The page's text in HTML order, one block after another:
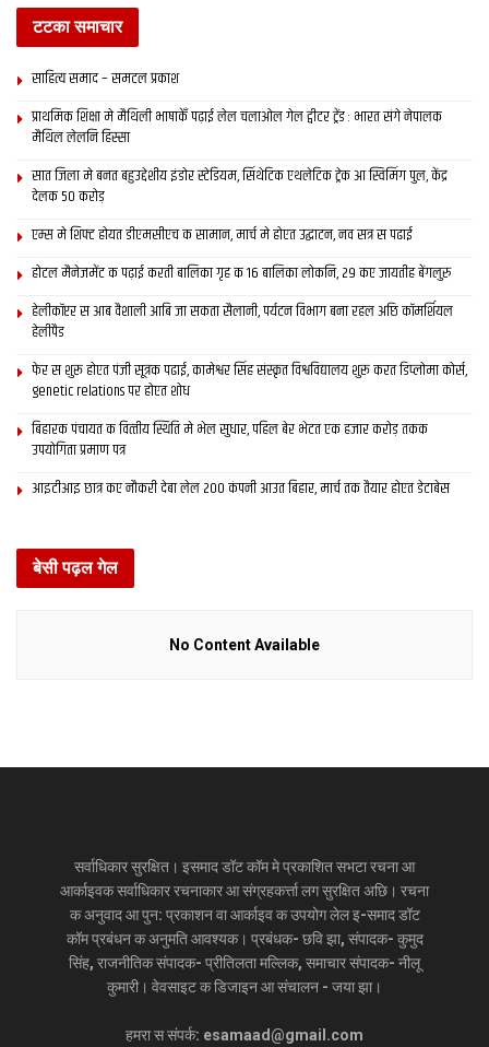
टटका समाचार
साहित्य समाद – समटल प्रकाश
प्राथमिक शि‍क्षा मे मैथि‍ली भाषाकेँ पढ़ाई लेल चलाओल गेल ट्वीटर ट्रेंड : भारत संगे नेपालक
मैथिल लेलनि हिस्सा
सात जिला मे बनत बहुउद्देशीय इंडोर स्‍टेडि‍यम, सिंथेटिक एथलेटिक ट्रेक आ स्विमिंग पुल, केंद्र
देलक 50 करोड़
एम्स मे शिफ्ट होयत डीएमसीएच क सामान, मार्च मे होएत उद्घाटन, नव सत्र स पढाई
होटल मैनेजमेंट क पढ़ाई करती बालिका गृह क 16 बालिका लोकनि, 29 कए जायतीह बेंगलुरु
हेलीकॉप्टर स आब वैशाली आबि जा सकता सैलानी, पर्यटन विभाग बना रहल अछि कॉमर्शियल
हेलीपैड
फेर स शुरू होएत पंजी सूत्रक पढाई, कामेश्वर सिंह संस्कृत विश्वविद्यालय शुरू करत डिप्लोमा कोर्स,
genetic relations पर होएत शोध
बिहारक पंचायत क वित्‍तीय स्थिति मे भेल सुधार, पहिल बेर भेटत एक हजार करोड़ तकक
उपयोगिता प्रमाण पत्र
आइटीआइ छात्र कए नौकरी देबा लेल 200 कंपनी आउत बिहार, मार्च तक तैयार होएत डेटाबेस
बेसी पढ़ल गेल
No Content Available
सर्वाधिकार सुरक्षित। इसमाद डॉट कॉम मे प्रकाशित सभटा रचना आ
आर्काइवक सर्वाधिकार रचनाकार आ संग्रहकर्त्ता लग सुरक्षित अछि। रचना
क अनुवाद आ पुन: प्रकाशन वा आर्काइव क उपयोग लेल इ-समाद डॉट
कॉम प्रबंधन क अनुमति आवश्यक। प्रबंधक- छवि झा, संपादक- कुमुद
सिंह, राजनीतिक संपादक- प्रीतिलता मल्लिक, समाचार संपादक- नीलू
कुमारी। वेवसाइट क डिजाइन आ संचालन - जया झा।
हमरा स संपर्क: esamaad@gmail.com